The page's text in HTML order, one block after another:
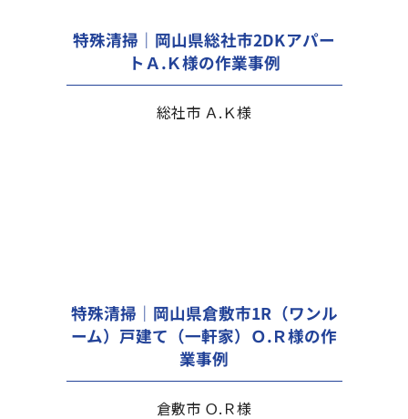
特殊清掃｜岡山県総社市2DKアパー
トＡ.Ｋ様の作業事例
総社市 Ａ.Ｋ様
特殊清掃｜岡山県倉敷市1R（ワンル
ーム）戸建て（一軒家）Ｏ.Ｒ様の作
業事例
倉敷市 Ｏ.Ｒ様